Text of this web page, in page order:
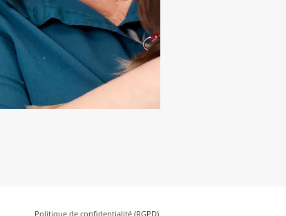
Politique de confidentialité (RGPD)